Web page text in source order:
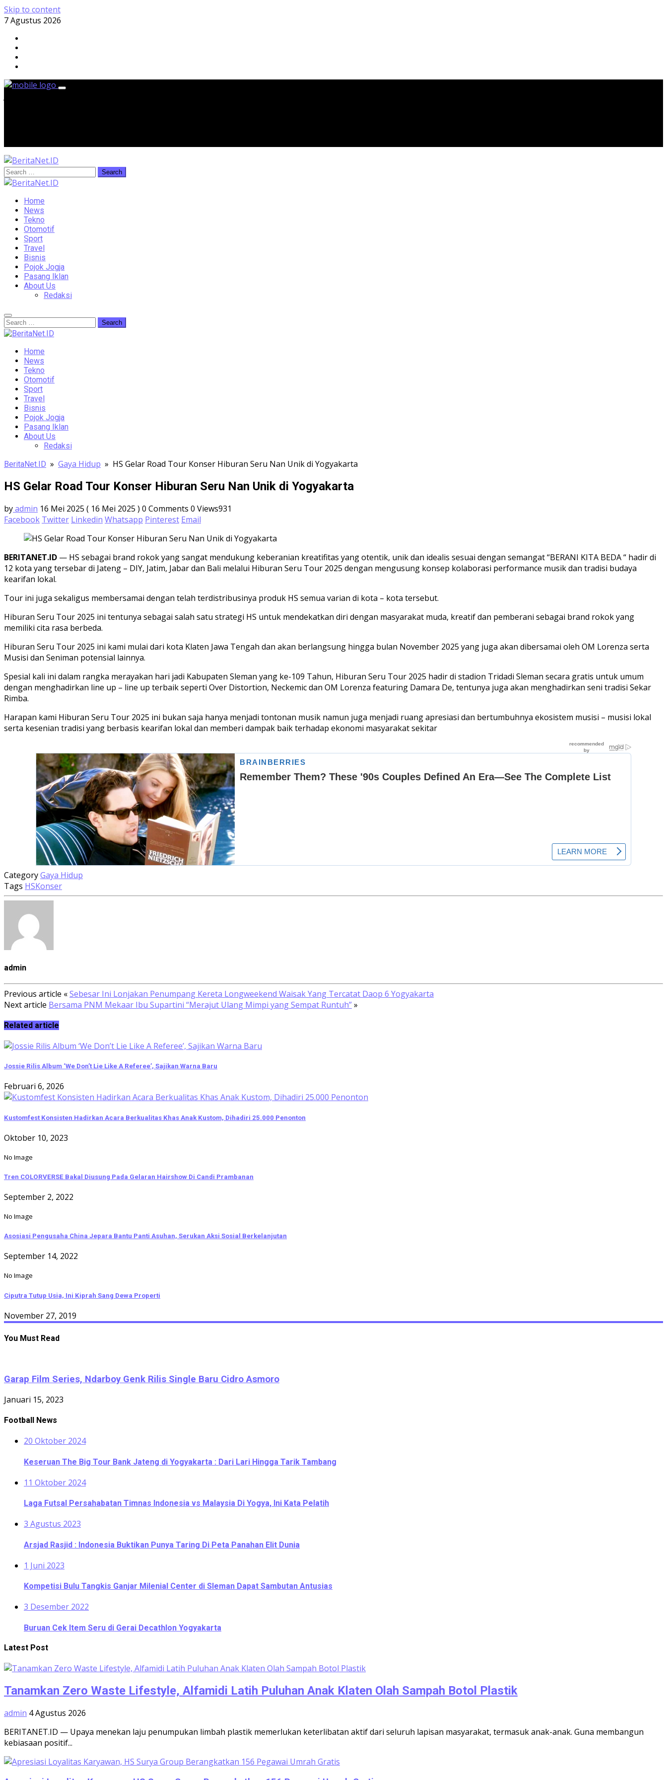
Skip to content
7 Agustus 2026
Home
News
Tekno
Otomotif
Sport
Travel
Bisnis
Pojok Jogja
Pasang Iklan
About Us
Redaksi
Home
News
Tekno
Otomotif
Sport
Travel
Bisnis
Pojok Jogja
Pasang Iklan
About Us
Redaksi
BeritaNet.ID » Gaya Hidup » HS Gelar Road Tour Konser Hiburan Seru Nan Unik di Yogyakarta
HS Gelar Road Tour Konser Hiburan Seru Nan Unik di Yogyakarta
byadmin 16 Mei 2025 ( 16 Mei 2025 ) 0 Comments 0 Views931
Facebook Twitter Linkedin Whatsapp Pinterest Email
BERITANET.ID — HS sebagai brand rokok yang sangat mendukung keberanian kreatifitas yang otentik, unik dan idealis sesuai dengan semangat “BERANI KITA BEDA “ hadir di
12 kota yang tersebar di Jateng – DIY, Jatim, Jabar dan Bali melalui Hiburan Seru Tour 2025 dengan mengusung konsep kolaborasi performance musik dan tradisi budaya
kearifan lokal.
Tour ini juga sekaligus membersamai dengan telah terdistribusinya produk HS semua varian di kota – kota tersebut.
Hiburan Seru Tour 2025 ini tentunya sebagai salah satu strategi HS untuk mendekatkan diri dengan masyarakat muda, kreatif dan pemberani sebagai brand rokok yang
memiliki cita rasa berbeda.
Hiburan Seru Tour 2025 ini kami mulai dari kota Klaten Jawa Tengah dan akan berlangsung hingga bulan November 2025 yang juga akan dibersamai oleh OM Lorenza serta
Musisi dan Seniman potensial lainnya.
Spesial kali ini dalam rangka merayakan hari jadi Kabupaten Sleman yang ke-109 Tahun, Hiburan Seru Tour 2025 hadir di stadion Tridadi Sleman secara gratis untuk umum
dengan menghadirkan line up – line up terbaik seperti Over Distortion, Neckemic dan OM Lorenza featuring Damara De, tentunya juga akan menghadirkan seni tradisi Sekar
Rimba.
Harapan kami Hiburan Seru Tour 2025 ini bukan saja hanya menjadi tontonan musik namun juga menjadi ruang apresiasi dan bertumbuhnya ekosistem musisi – musisi lokal
serta kesenian tradisi yang berbasis kearifan lokal dan memberi dampak baik terhadap ekonomi masyarakat sekitar
CategoryGaya Hidup
Tags HSKonser
admin
Previous article «Sebesar Ini Lonjakan Penumpang Kereta Longweekend Waisak Yang Tercatat Daop 6 Yogyakarta
Next article Bersama PNM Mekaar Ibu Supartini “Merajut Ulang Mimpi yang Sempat Runtuh”»
Related article
Jossie Rilis Album ‘We Don’t Lie Like A Referee’, Sajikan Warna Baru
Februari 6, 2026
Kustomfest Konsisten Hadirkan Acara Berkualitas Khas Anak Kustom, Dihadiri 25.000 Penonton
Oktober 10, 2023
No Image
Tren COLORVERSE Bakal Diusung Pada Gelaran Hairshow Di Candi Prambanan
September 2, 2022
No Image
Asosiasi Pengusaha China Jepara Bantu Panti Asuhan, Serukan Aksi Sosial Berkelanjutan
September 14, 2022
No Image
Ciputra Tutup Usia, Ini Kiprah Sang Dewa Properti
November 27, 2019
You Must Read
Garap Film Series, Ndarboy Genk Rilis Single Baru Cidro Asmoro
Januari 15, 2023
Football News
20 Oktober 2024
Keseruan The Big Tour Bank Jateng di Yogyakarta : Dari Lari Hingga Tarik Tambang
11 Oktober 2024
Laga Futsal Persahabatan Timnas Indonesia vs Malaysia Di Yogya, Ini Kata Pelatih
3 Agustus 2023
Arsjad Rasjid : Indonesia Buktikan Punya Taring Di Peta Panahan Elit Dunia
1 Juni 2023
Kompetisi Bulu Tangkis Ganjar Milenial Center di Sleman Dapat Sambutan Antusias
3 Desember 2022
Buruan Cek Item Seru di Gerai Decathlon Yogyakarta
Latest Post
Tanamkan Zero Waste Lifestyle, Alfamidi Latih Puluhan Anak Klaten Olah Sampah Botol Plastik
admin 4 Agustus 2026
BERITANET.ID — Upaya menekan laju penumpukan limbah plastik memerlukan keterlibatan aktif dari seluruh lapisan masyarakat, termasuk anak-anak. Guna membangun
kebiasaan positif...